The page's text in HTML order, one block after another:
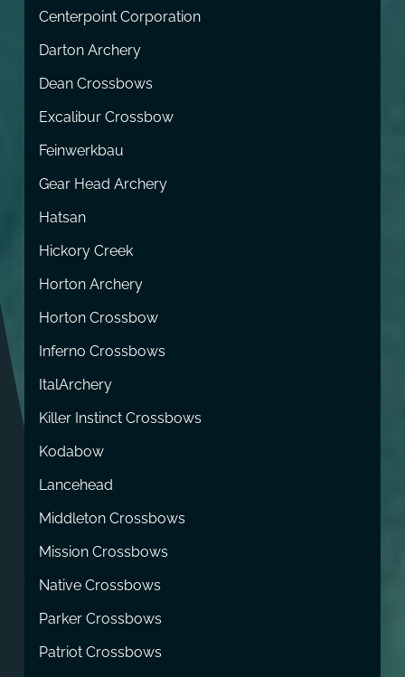
Centerpoint Corporation
Darton Archery
Dean Crossbows
Excalibur Crossbow
Feinwerkbau
Gear Head Archery
Hatsan
Hickory Creek
Horton Archery
Horton Crossbow
Inferno Crossbows
ItalArchery
Killer Instinct Crossbows
Kodabow
Lancehead
Middleton Crossbows
Mission Crossbows
Native Crossbows
Parker Crossbows
Patriot Crossbows